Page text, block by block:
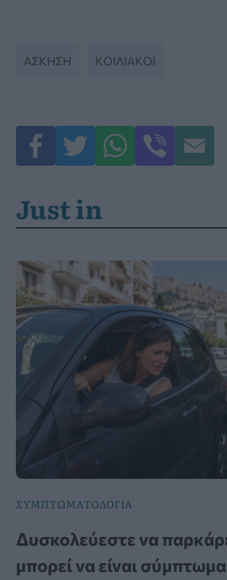
ΆΣΚΗΣΗ ΚΟΙΛΙΑΚΟΙ
Just in
ΣΥΜΠΤΩΜΑΤΟΛΟΓΙΑ
Δυσκολεύεστε να
μπορεί να είναι